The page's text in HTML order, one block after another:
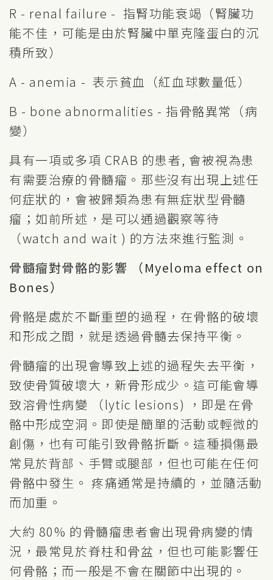
R - renal failure - 指腎功能衰竭（腎臟功
能不佳，可能是由於腎臟中單克隆蛋白的沉
積所致）
A - anemia - 表示貧血（紅血球數量低）
B - bone abnormalities - 指骨骼異常（病
變）
具有一項或多項 CRAB 的患者, 會被視為患
有需要治療的骨髓瘤。那些沒有出現上述任
何症狀的，會被歸類為患有無症狀型骨髓
瘤；如前所述，是可以通過觀察等待
（watch and wait ) 的方法來進行監測。
骨髓瘤對骨骼的影響 （Myeloma effect on
Bones）
骨骼是處於不斷重塑的過程，在骨骼的破壞
和形成之間，就是透過骨髓去保持平衡。
骨髓瘤的出現會導致上述的過程失去平衡，
致使骨質破壞大，新骨形成少。這可能會導
致溶骨性病變 （lytic lesions) ，即是在骨
骼中形成空洞。即使是簡單的活動或輕微的
創傷，也有可能引致骨骼折斷。這種損傷最
常見於背部、手臂或腿部，但也可能在任何
骨骼中發生。 疼痛通常是持續的，並隨活動
而加重。
大約 80% 的骨髓瘤患者會出現骨病變的情
況，最常見於脊柱和骨盆，但也可能影響任
何骨骼；而一般是不會在關節中出現的。